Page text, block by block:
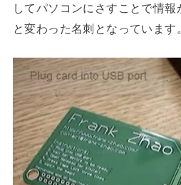
してパソコンにさすことで情
と変わった名刺となっています